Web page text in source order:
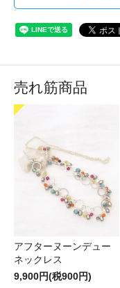
売れ筋商品
アフターヌーンデュー
ネックレス
9,900円(税900円)